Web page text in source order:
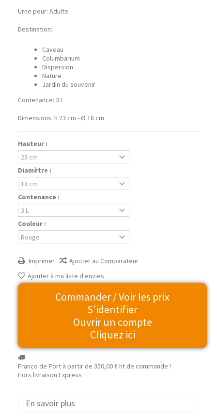
Urne pour: Adulte.
Destination:
Caveau
Columbarium
Dispersion
Nature
Jardin du souvenir
Contenance: 3 L
Dimensions: h 23 cm - Ø 18 cm
Hauteur :
Diamètre :
Contenance :
Couleur :
Imprimer
Ajouter au Comparateur
Ajouter à ma liste d'envies
Commander / Voir les prix
S'identifier
Ouvrir un compte
Cliquez ici
Franco de Port à partir de350,00 €ht de commande !
Hors livraison Express
En savoir plus